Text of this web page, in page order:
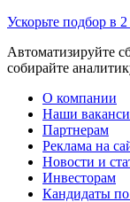
Ускорьте подбор в
Автоматизируйте
собирайте
О компании
Наши
Партнерам
Реклама на
Новости и
Инвесторам
Кандидаты